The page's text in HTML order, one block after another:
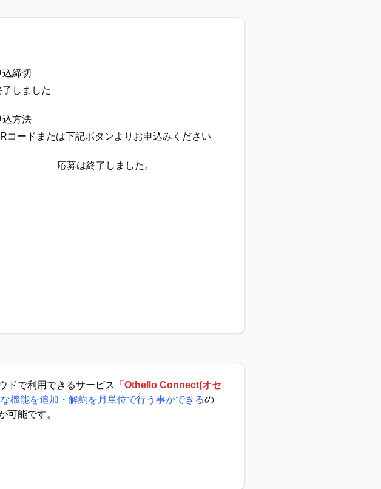
込締切
了しました
込方法
コードまたは下記ボタンよりお申込みください
応募は終了しました。
ドで利用できるサービス
「Othello Connect(オセ
機能を追加・解約を月単位で行う事ができるの
可能です。